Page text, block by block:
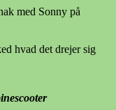
med Sonny på
hvad det drejer sig